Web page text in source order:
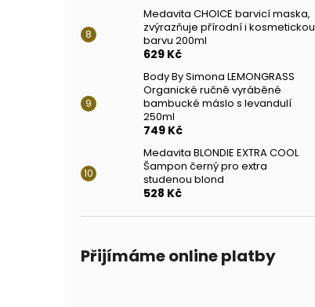
Medavita CHOICE barvicí maska,
zvýrazňuje přírodní i kosmetickou
barvu 200ml
629 Kč
Body By Simona LEMONGRASS
Organické ručně vyráběné
bambucké máslo s levandulí
250ml
749 Kč
Medavita BLONDIE EXTRA COOL
Šampon černý pro extra
studenou blond
528 Kč
Přijímáme online platby